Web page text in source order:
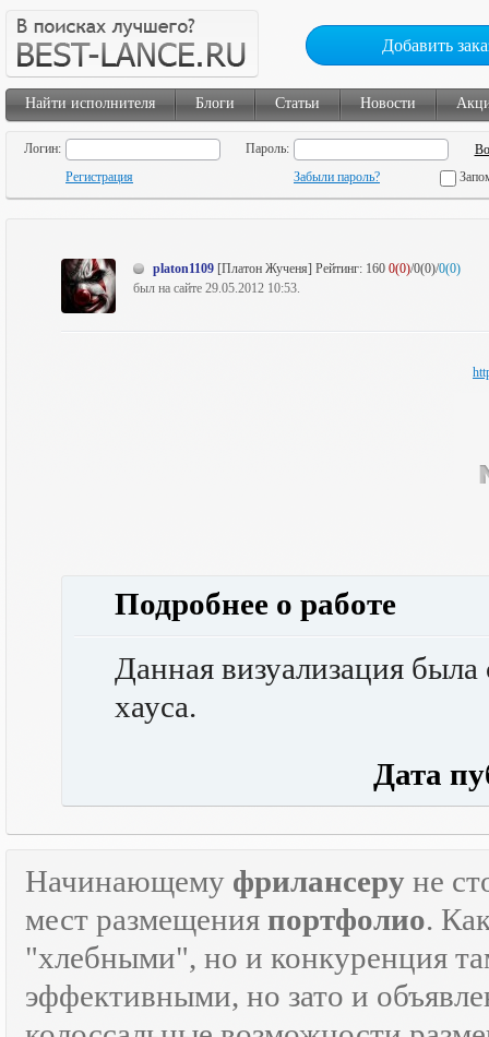
Добавить
Найти исполнителя Блоги Статьи Новости
Логин:
Пароль:
Регистрация
Забыли пароль?
platon1109 [Платон Жученя] Рейтинг: 160 0(0)/0(0)/0(0)
был на сайте 29.05.2012 10:53.
Подробнее о работе
Данная визуализация
хауса.
Дата
Начинающему фрилансеру не
мест размещения портфолио.
"хлебными", но и конкуренция
эффективными, но зато и